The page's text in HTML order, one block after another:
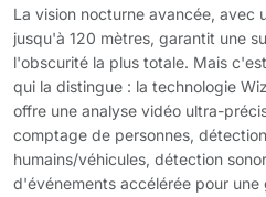
La vision nocturne avancée, avec
jusqu'à 120 mètres, garantit une
l'obscurité la plus totale. Mais
qui la distingue : la technologie
offre une analyse vidéo ultra-
comptage de personnes,
humains/véhicules, détection
d'événements accélérée pour